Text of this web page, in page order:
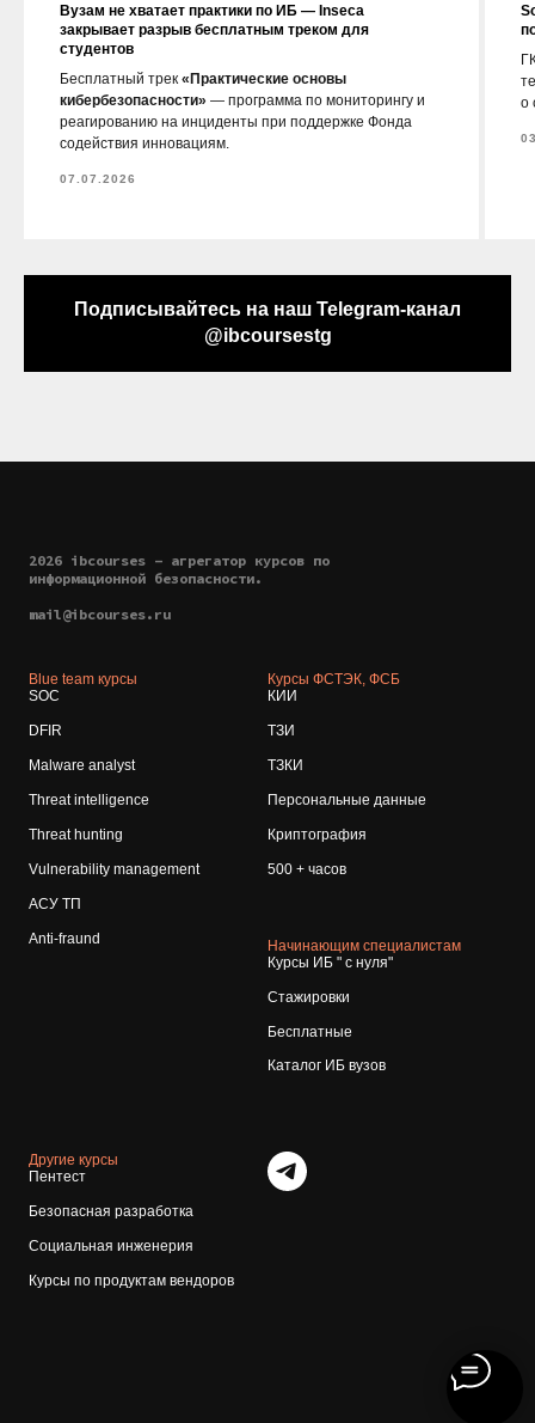
Вузам не хватает практики по ИБ — Inseca
закрывает разрыв бесплатным треком для
студентов
Бесплатный трек «Практические основы
кибербезопасности» — программа по мониторингу и
реагированию на инциденты при поддержке Фонда
содействия инновациям.
07.07.2026
о
Подписывайтесь на наш Telegram-канал
@ibcoursestg
2026 ibcourses - агрегатор курсов по
информационной безопасности.
mail@ibcourses.ru
Blue team курсы
SOC
DFIR
Malware analyst
Threat intelligence
Threat hunting
Vulnerability management
АСУ ТП
Anti-fraund
Курсы ФСТЭК, ФСБ
КИИ
ТЗИ
ТЗКИ
Персональные данные
Криптография
500 + часов
Начинающим специалистам
Курсы ИБ " с нуля"
Стажировки
Бесплатные
Каталог ИБ вузов
Другие курсы
Пентест
Безопасная разработка
Социальная инженерия
Курсы по продуктам вендоров